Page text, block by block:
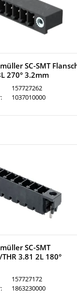
SC-SMT
270° 3.2mm
157727262
1037010000
SC-SMT
3.81 2L 180°
157727172
1863230000